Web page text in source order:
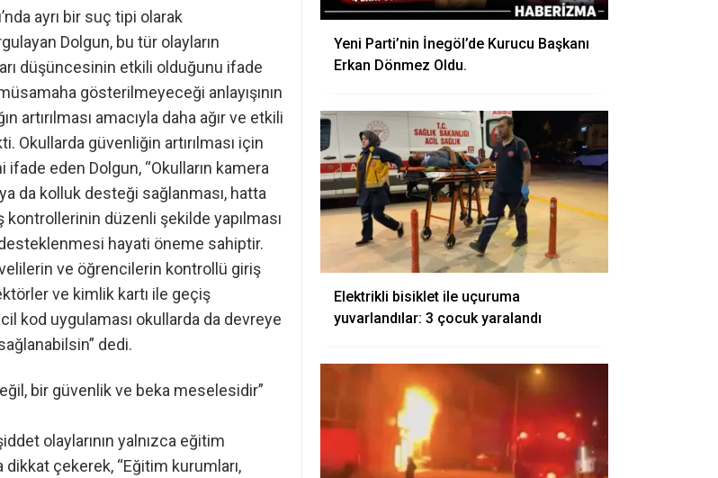
ayrı bir suç tipi olarak
Dolgun, bu tür olayların
düşüncesinin etkili olduğunu ifade
gösterilmeyeceği anlayışının
artırılması amacıyla daha ağır ve etkili
Okullarda güvenliğin artırılması için
eden Dolgun, “Okulların kamera
da kolluk desteği sağlanması, hatta
kontrollerinin düzenli şekilde yapılması
hayati öneme sahiptir.
ve öğrencilerin kontrollü giriş
ve kimlik kartı ile geçiş
kod uygulaması okullarda da devreye
dedi.
bir güvenlik ve beka meselesidir”
olaylarının yalnızca eğitim
çekerek, “Eğitim kurumları,
Yeni Parti’nin İnegöl’de Kurucu Başkanı
Erkan Dönmez Oldu.
Elektrikli bisiklet ile uçuruma
yuvarlandılar: 3 çocuk yaralandı